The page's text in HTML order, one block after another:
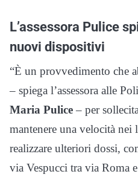
L’assessora Pulice
nuovi dispositivi
“È un provvedimento che
– spiega l’assessora alle
Maria Pulice– per
mantenere una velocità
realizzare ulteriori dossi,
via Vespucci tra via Roma